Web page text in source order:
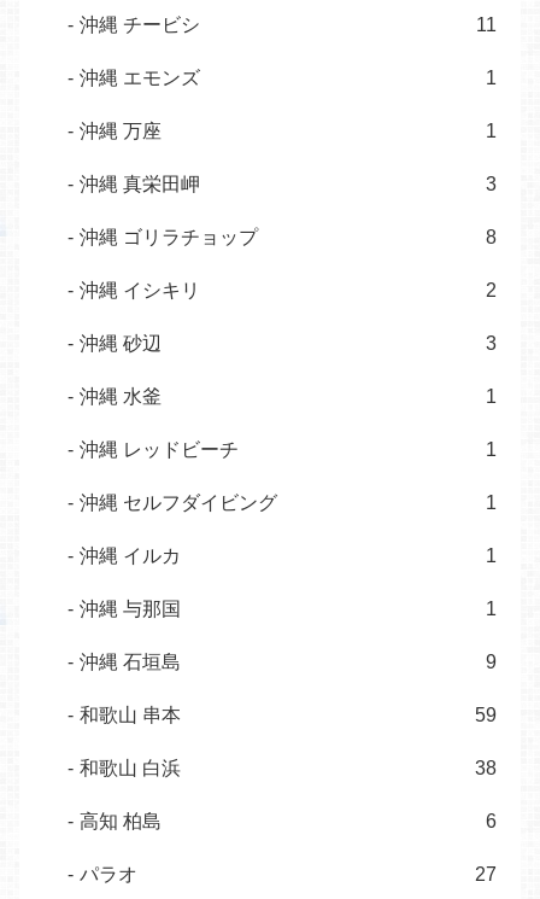
沖縄 チービシ 11
沖縄 エモンズ 1
沖縄 万座 1
沖縄 真栄田岬 3
沖縄 ゴリラチョップ 8
沖縄 イシキリ 2
沖縄 砂辺 3
沖縄 水釜 1
沖縄 レッドビーチ 1
沖縄 セルフダイビング 1
沖縄 イルカ 1
沖縄 与那国 1
沖縄 石垣島 9
和歌山 串本 59
和歌山 白浜 38
高知 柏島 6
パラオ 27